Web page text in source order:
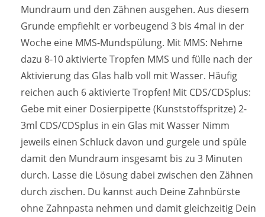
Mundraum und den Zähnen ausgehen. Aus diesem
Grunde empfiehlt er vorbeugend 3 bis 4mal in der
Woche eine MMS-Mundspülung. Mit MMS: Nehme
dazu 8-10 aktivierte Tropfen MMS und fülle nach der
Aktivierung das Glas halb voll mit Wasser. Häufig
reichen auch 6 aktivierte Tropfen! Mit CDS/CDSplus:
Gebe mit einer Dosierpipette (Kunststoffspritze) 2-
3ml CDS/CDSplus in ein Glas mit Wasser Nimm
jeweils einen Schluck davon und gurgele und spüle
damit den Mundraum insgesamt bis zu 3 Minuten
durch. Lasse die Lösung dabei zwischen den Zähnen
durch zischen. Du kannst auch Deine Zahnbürste
ohne Zahnpasta nehmen und damit gleichzeitig Dein